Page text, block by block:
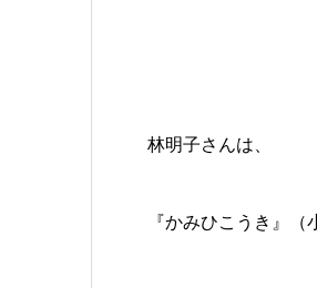
林明子さんは、
『かみひこうき』（